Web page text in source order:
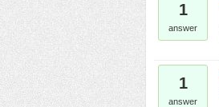
1
answer
1
answer